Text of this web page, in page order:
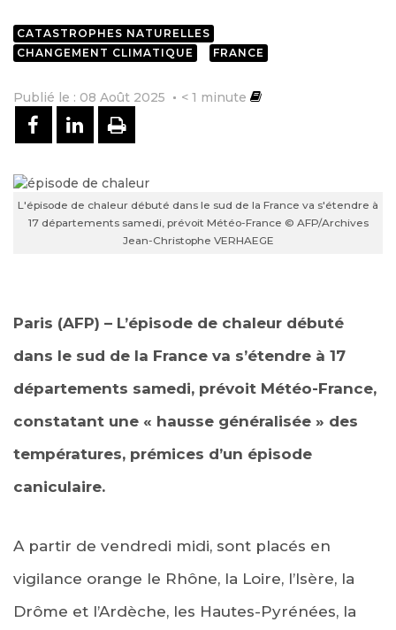
CATASTROPHES NATURELLES
CHANGEMENT CLIMATIQUE
FRANCE
Publié le : 08 Août 2025 < 1 minute
PARTAGER SUR FACEBOOK
PARTAGER SUR LINKEDIN
IMPRIMER
L'épisode de chaleur débuté dans le sud de la France va s'étendre à
17 départements samedi, prévoit Météo-France © AFP/Archives
Jean-Christophe VERHAEGE
Paris (AFP) – L’épisode de chaleur débuté
dans le sud de la France va s’étendre à 17
départements samedi, prévoit Météo-France,
constatant une « hausse généralisée » des
températures, prémices d’un épisode
caniculaire.
A partir de vendredi midi, sont placés en
vigilance orange le Rhône, la Loire, l’Isère, la
Drôme et l’Ardèche, les Hautes-Pyrénées, la